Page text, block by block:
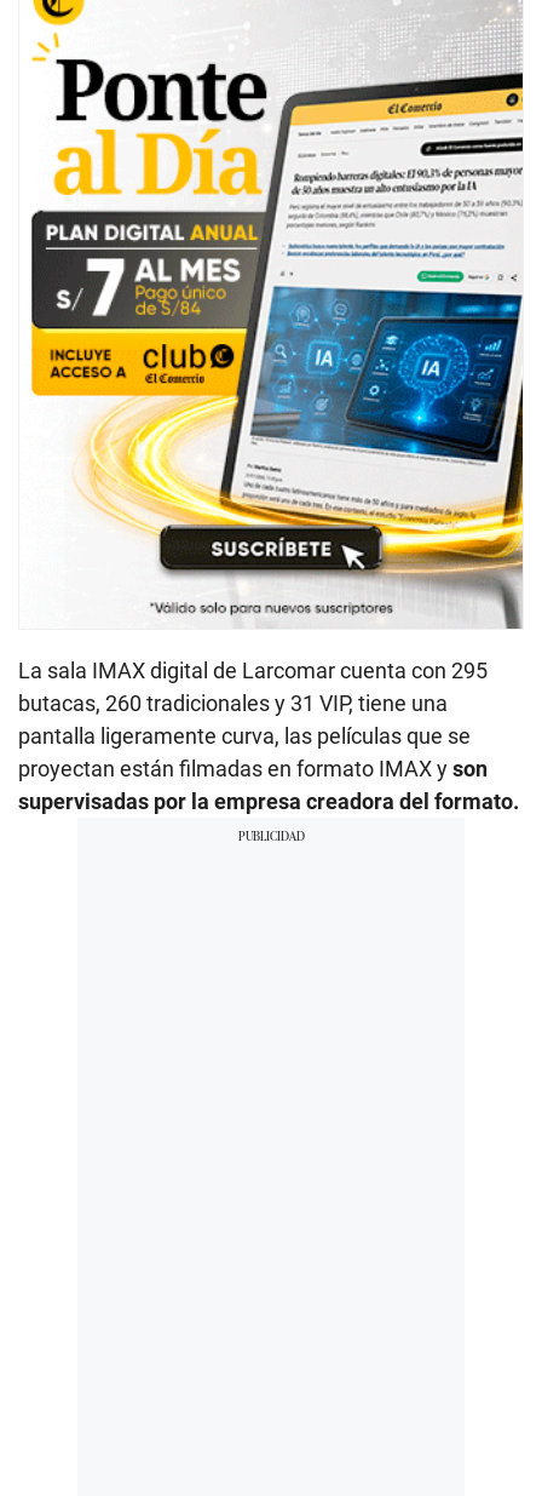
La sala IMAX digital de Larcomar cuenta con 295
butacas, 260 tradicionales y 31 VIP, tiene una
pantalla ligeramente curva, las películas que se
proyectan están filmadas en formato IMAX yson
supervisadas por la empresa creadora del formato.